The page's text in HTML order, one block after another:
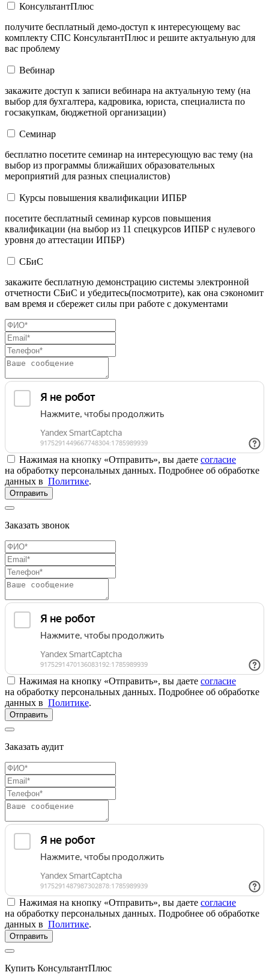
КонсультантПлюс
получите бесплатный демо-доступ к интересующему вас
комплекту СПС КонсультантПлюс и решите актуальную для
вас проблему
Вебинар
закажите доступ к записи вебинара на актуальную тему (на
выбор для бухгалтера, кадровика, юриста, специалиста по
госзакупкам, бюджетной организации)
Семинар
бесплатно посетите семинар на интересующую вас тему (на
выбор из программы ближайших образовательных
мероприятий для разных специалистов)
Курсы повышения квалификации ИПБР
посетите бесплатный семинар курсов повышения
квалификации (на выбор из 11 спецкурсов ИПБР с нулевого
уровня до аттестации ИПБР)
СБиС
закажите бесплатную демонстрацию системы электронной
отчетности СБиС и убедитесь(посмотрите), как она сэкономит
вам время и сбережет силы при работе с документами
Нажимая на кнопку «Отправить», вы даете согласие
на обработку персональных данных. Подробнее об обработке
данных в Политике.
Отправить
Заказать звонок
Нажимая на кнопку «Отправить», вы даете согласие
на обработку персональных данных. Подробнее об обработке
данных в Политике.
Отправить
Заказать аудит
Нажимая на кнопку «Отправить», вы даете согласие
на обработку персональных данных. Подробнее об обработке
данных в Политике.
Отправить
Купить КонсультантПлюс